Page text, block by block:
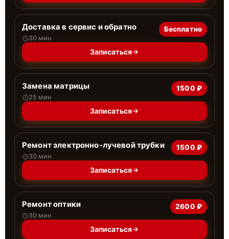
Доставка в сервис и обратно
30 мин
Бесплатно
Записаться
Замена матрицы
25 мин
1500 ₽
Записаться
Ремонт электронно-лучевой трубки
30 мин
1500 ₽
Записаться
Ремонт оптики
30 мин
2600 ₽
Записаться